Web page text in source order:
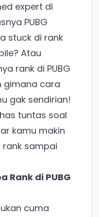
expert di
PUBG
stuck di rank
Atau
rank di PUBG
gimana cara
gak sendirian!
tuntas soal
kamu makin
sampai
Rank di PUBG
cuma